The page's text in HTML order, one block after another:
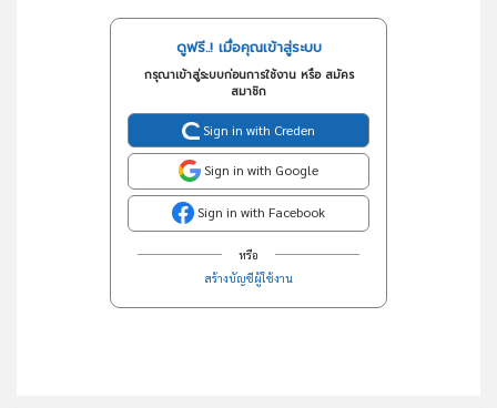
ดูฟรี..! เมื่อคุณเข้าสู่ระบบ
กรุณาเข้าสู่ระบบก่อนการใช้งาน หรือ สมัคร
สมาชิก
Sign in with Creden
Sign in with Google
Sign in with Facebook
หรือ
สร้างบัญชีผู้ใช้งาน